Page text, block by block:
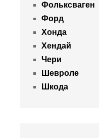
Фольксваген
Форд
Хонда
Хендай
Чери
Шевроле
Шкода